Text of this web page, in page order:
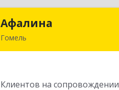
Афалина
Гомель
Клиентов на сопровождении